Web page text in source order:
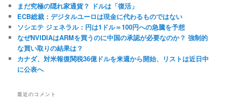
まだ究極の隠れ家通貨？ ドルは「復活」
ECB総裁：デジタルユーロは現金に代わるものではない
ソシエテ ジェネラル：円は1ドル＝100円への急騰を予想
なぜNVIDIAはARMを買うのに中国の承認が必要なのか？ 強制的
な買い取りの結果は？
カナダ、対米報復関税36億ドルを来週から開始、リストは近日中
に公表へ
最近のコメント